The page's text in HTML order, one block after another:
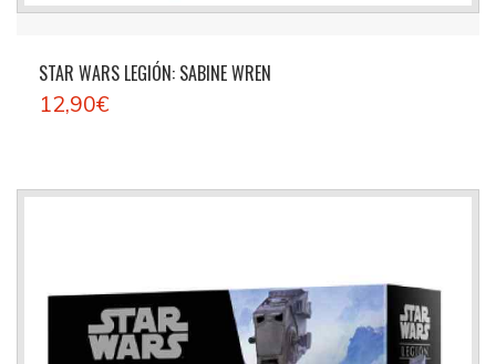
STAR WARS LEGIÓN: SABINE WREN
12,90€